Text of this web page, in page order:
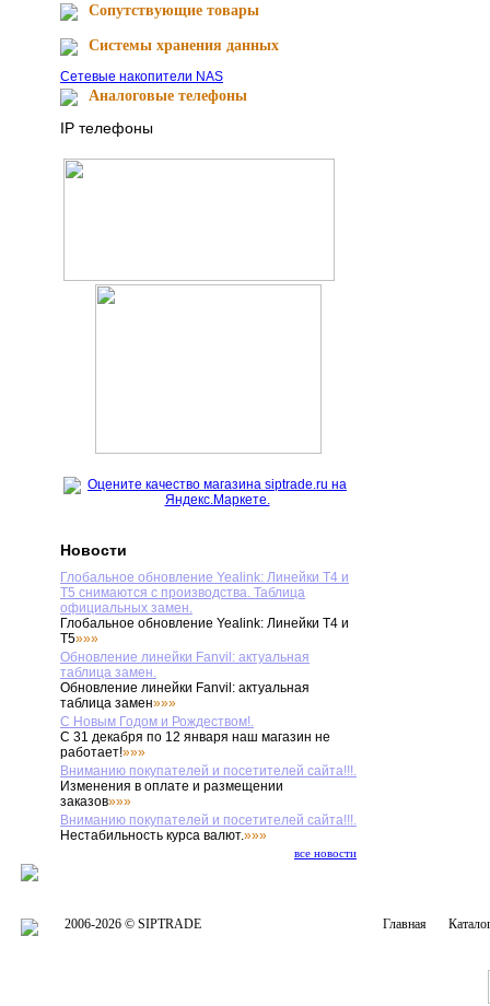
Сопутствующие товары
Cистемы хранения данных
Сетевые накопители NAS
Аналоговые телефоны
IP телефоны
Новости
Глобальное обновление Yealink: Линейки T4 и
T5 снимаются с производства. Таблица
официальных замен.
Глобальное обновление Yealink: Линейки T4 и
T5»»»
Обновление линейки Fanvil: актуальная
таблица замен.
Обновление линейки Fanvil: актуальная
таблица замен»»»
С Новым Годом и Рождеством!.
С 31 декабря по 12 января наш магазин не
работает!»»»
Вниманию покупателей и посетителей сайта!!!.
Изменения в оплате и размещении
заказов»»»
Вниманию покупателей и посетителей сайта!!!.
Нестабильность курса валют.»»»
все новости
2006-2026 © SIPTRADE Главная